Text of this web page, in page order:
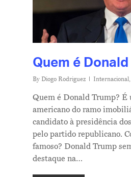
Quem é
By Diogo Rodriguez Internacional,
Quem é Donald Trump?
americano do ramo
candidato à presidência
pelo partido republicano.
famoso? Donald Trump
destaque na…